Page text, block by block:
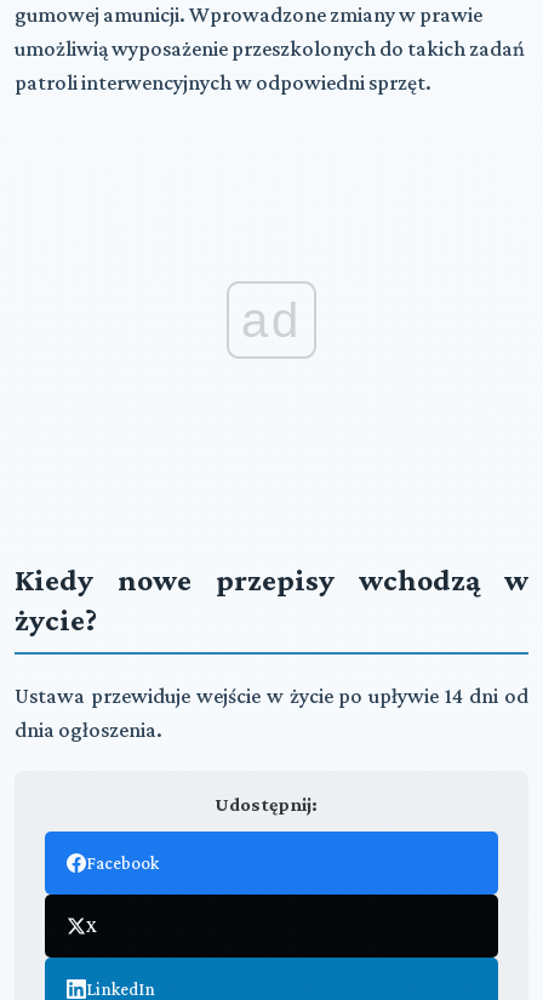
gumowej amunicji. Wprowadzone zmiany w prawie
umożliwią wyposażenie przeszkolonych do takich zadań
patroli interwencyjnych w odpowiedni sprzęt.
ad
Kiedy nowe przepisy wchodzą w
życie?
Ustawa przewiduje wejście w życie po upływie 14 dni od
dnia ogłoszenia.
Udostępnij:
Facebook
X
LinkedIn